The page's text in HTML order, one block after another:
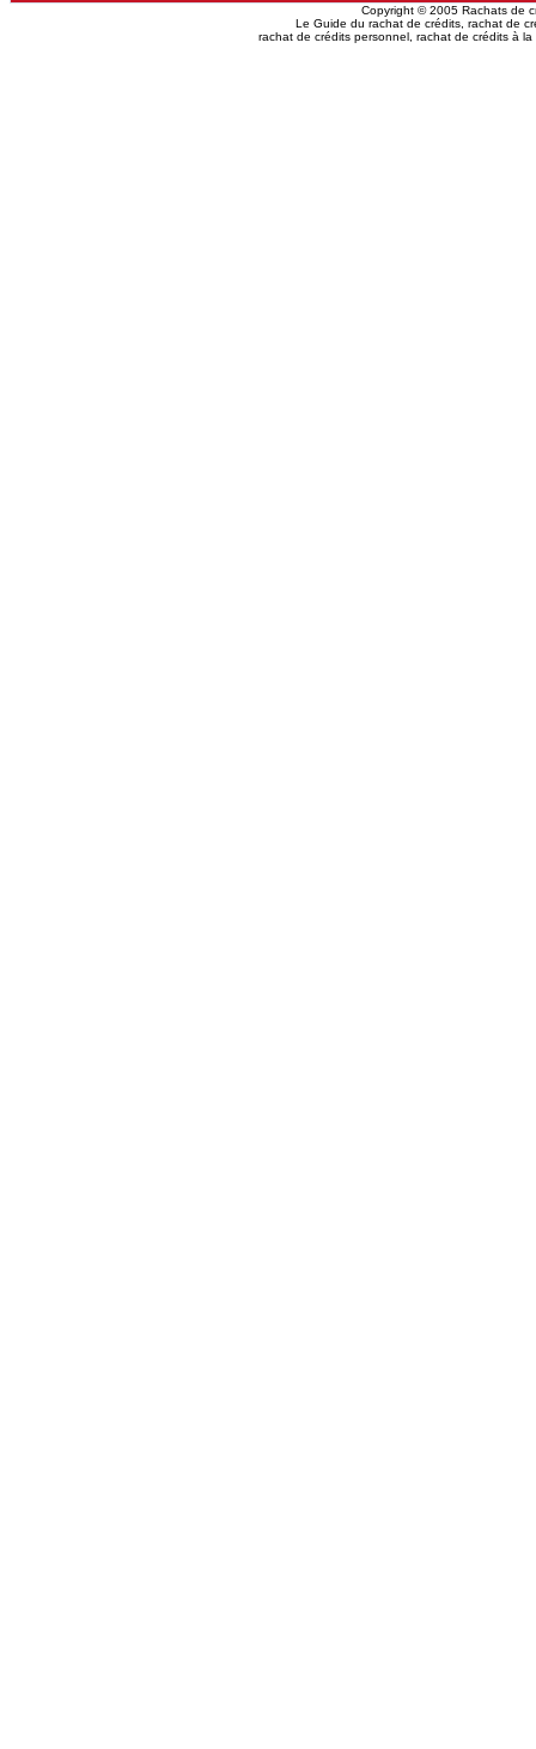
Copyright © 2005 Rachats de
Le Guide du rachat de crédits, rachat de
rachat de crédits personnel, rachat de crédits à